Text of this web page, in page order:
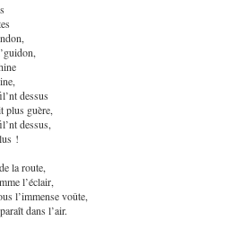
dessus
plus guère,
dessus,
!
la route,
l’éclair,
l’immense voûte,
dans l’air.